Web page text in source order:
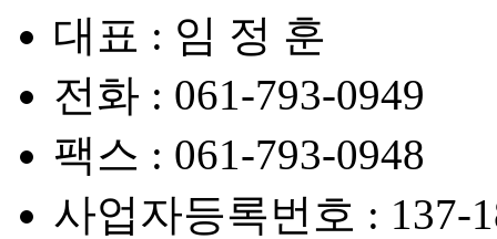
대표 : 임 정 훈
전화 : 061-793-0949
팩스 : 061-793-0948
사업자등록번호 : 137-